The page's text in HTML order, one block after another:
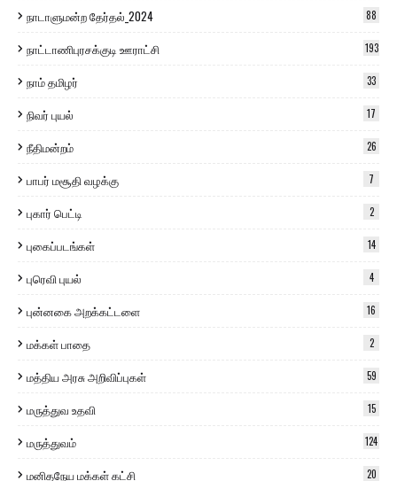
நாடாளுமன்ற தேர்தல்_2024 88
நாட்டாணிபுரசக்குடி ஊராட்சி 193
நாம் தமிழர் 33
நிவர் புயல் 17
நீதிமன்றம் 26
பாபர் மசூதி வழக்கு 7
புகார் பெட்டி 2
புகைப்படங்கள் 14
புரெவி புயல் 4
புன்னகை அறக்கட்டளை 16
மக்கள் பாதை 2
மத்திய அரசு அறிவிப்புகள் 59
மருத்துவ உதவி 15
மருத்துவம் 124
மனிதநேய மக்கள் கட்சி 20